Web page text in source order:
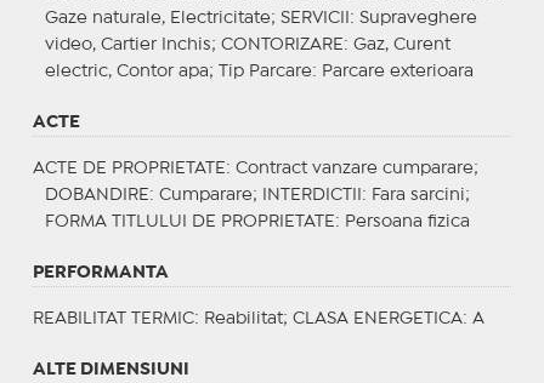
Gaze naturale, Electricitate; SERVICII : Supraveghere
video, Cartier Inchis; CONTORIZARE : Gaz, Curent
electric, Contor apa;
Tip Parcare: Parcare exterioara
ACTE
ACTE DE PROPRIETATE : Contract vanzare cumparare;
DOBANDIRE : Cumparare; INTERDICTII : Fara sarcini;
FORMA TITLULUI DE PROPRIETATE : Persoana fizica
PERFORMANTA
REABILITAT TERMIC: Reabilitat; CLASA ENERGETICA: A
ALTE DIMENSIUNI